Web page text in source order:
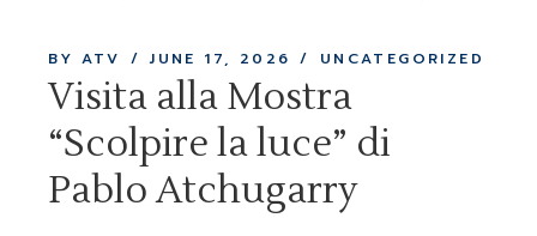
BY ATV JUNE 17, 2026 UNCATEGORIZED
Visita alla Mostra
“Scolpire la luce” di
Pablo Atchugarry